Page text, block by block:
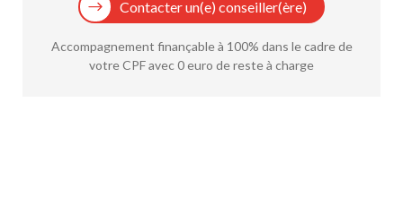
Contacter un(e) conseiller(ère)
Accompagnement finançable à 100% dans le cadre de
votre CPF avec 0 euro de reste à charge